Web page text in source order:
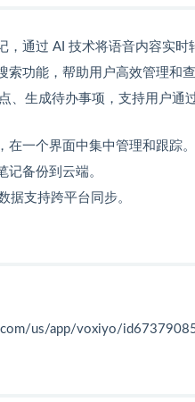
，通过 AI 技术将语音内容实时
索功能，帮助用户高效管理和查
、生成待办事项，支持用户通
在一个界面中集中管理和跟踪。
记备份到云端。
据支持跨平台同步。
us/app/voxiyo/